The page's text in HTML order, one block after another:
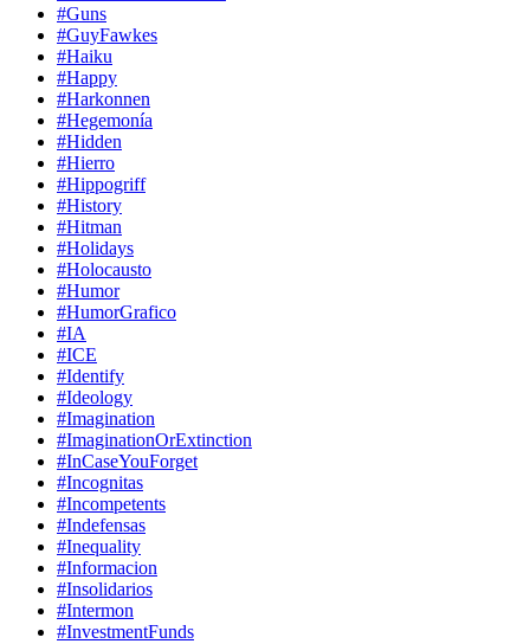
#Guns
#GuyFawkes
#Haiku
#Happy
#Harkonnen
#Hegemonía
#Hidden
#Hierro
#Hippogriff
#History
#Hitman
#Holidays
#Holocausto
#Humor
#HumorGrafico
#IA
#ICE
#Identify
#Ideology
#Imagination
#ImaginationOrExtinction
#InCaseYouForget
#Incognitas
#Incompetents
#Indefensas
#Inequality
#Informacion
#Insolidarios
#Intermon
#InvestmentFunds